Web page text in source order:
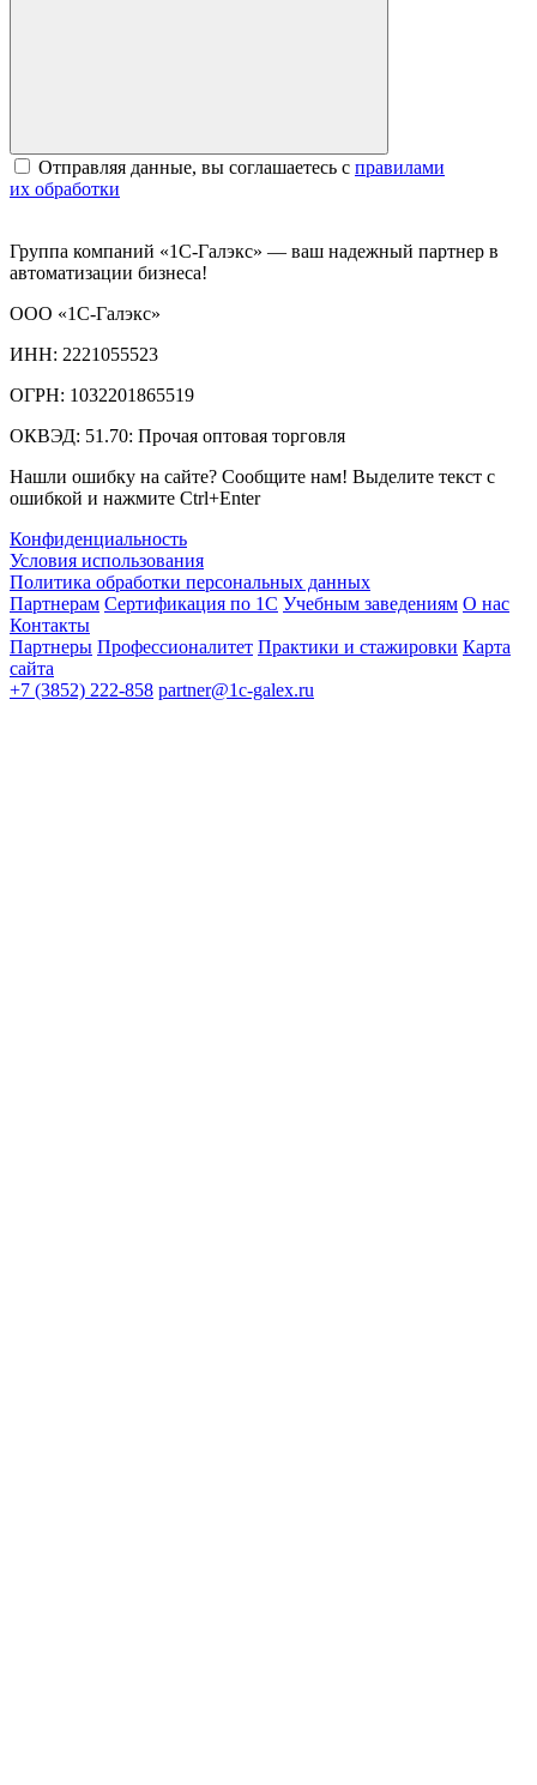
Отправляя данные, вы соглашаетесь с правилами
их обработки
Группа компаний «1С-Галэкс» — ваш надежный партнер в
автоматизации бизнеса!
ООО «1С-Галэкс»
ИНН: 2221055523
ОГРН: 1032201865519
ОКВЭД: 51.70: Прочая оптовая торговля
Нашли ошибку на сайте? Сообщите нам! Выделите текст с
ошибкой и нажмите Ctrl+Enter
Конфиденциальность
Условия использования
Политика обработки персональных данных
Партнерам Сертификация по 1С Учебным заведениям О нас
Контакты
Партнеры Профессионалитет Практики и стажировки Карта
сайта
+7 (3852) 222-858 partner@1c-galex.ru